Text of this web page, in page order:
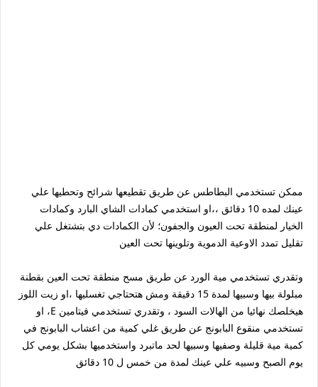
ممكن تستخدمي البطاطس عن طريق تقطيعها شرائح وتحطيها علي
عينك لمده 10 دقائق ،،او استخدمي كمادات الشاي البارد وكمادات
الخيار لمنطقة تحت العيون والجفون؛ لأن الكمادات دي بتشتغل علي
تقليل تمدد الاوعية الدموية وتلوينها تحت العين
وتقدري تستخدمي مية الورد عن طريق مسح منطقة تحت العين بقطنة
مبلولة بيها وسبيها لمدة 15 دقيقة ومش هتحتاجي تغسليها ،او زيت اللوز
هيخلصك نهائيا من الهالات السود ، وتقدري تستخدمي فيتامين E، او
تستخدمي منقوع البابونج عن طريق غلي كمية من اعشاب البابونج في
كمية مية قليلة وصفيها وسبيها لحد ماتبرد واستخدميها بشكل يومي كل
يوم الصبح وسبيه علي عينك لمدة من خمس ل 10 دقائق